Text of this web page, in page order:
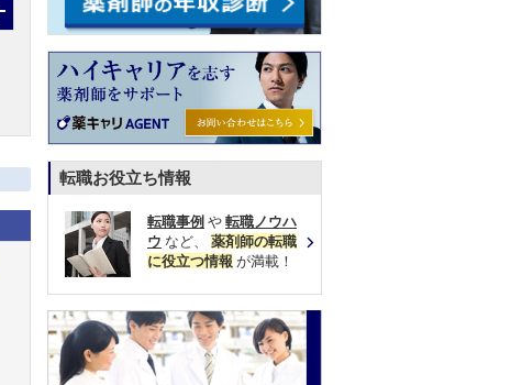
転職お役立ち情報
転職事例 や 転職ノウハ
ウ など、 薬剤師の転職
に役立つ情報 が満載！